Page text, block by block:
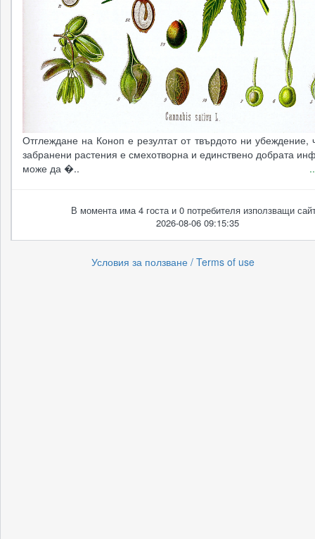
Отглеждане на Коноп е резултат от твърдото ни убеждение,
забранени растения е смехотворна и единствено добрата
може да �..
В момента има 4 госта и 0 потребителя използващи
2026-08-06 09:15:35
Условия за ползване / Terms of use